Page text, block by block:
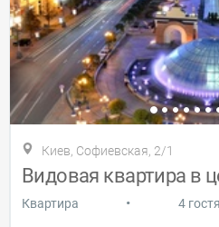
Киев, Софиевская, 2/1
Видовая квартира в
Квартира • 4 гостя